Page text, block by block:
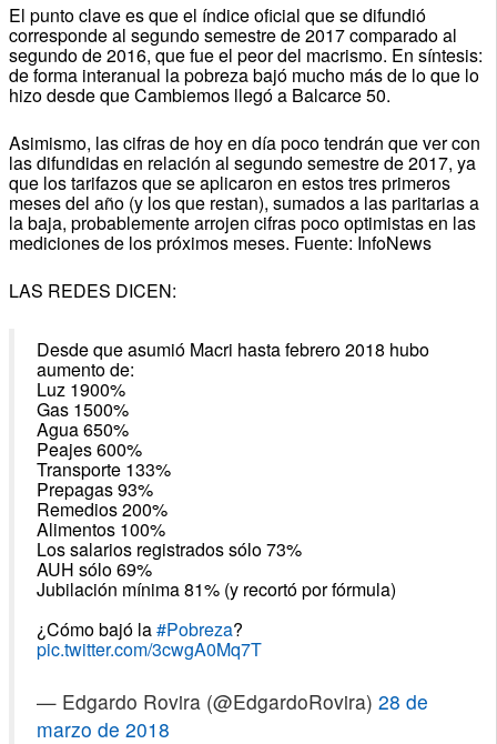
El punto clave es que el índice oficial que se difundió
corresponde al segundo semestre de 2017 comparado al
segundo de 2016, que fue el peor del macrismo. En síntesis:
de forma interanual la pobreza bajó mucho más de lo que lo
hizo desde que Cambiemos llegó a Balcarce 50.
Asimismo, las cifras de hoy en día poco tendrán que ver con
las difundidas en relación al segundo semestre de 2017, ya
que los tarifazos que se aplicaron en estos tres primeros
meses del año (y los que restan), sumados a las paritarias a
la baja, probablemente arrojen cifras poco optimistas en las
mediciones de los próximos meses. Fuente: InfoNews
LAS REDES DICEN:
Desde que asumió Macri hasta febrero 2018 hubo
aumento de:
Luz 1900%
Gas 1500%
Agua 650%
Peajes 600%
Transporte 133%
Prepagas 93%
Remedios 200%
Alimentos 100%
Los salarios registrados sólo 73%
AUH sólo 69%
Jubilación mínima 81% (y recortó por fórmula)
¿Cómo bajó la#Pobreza?
pic.twitter.com/3cwgA0Mq7T
— Edgardo Rovira (@EdgardoRovira) 28 de
marzo de 2018